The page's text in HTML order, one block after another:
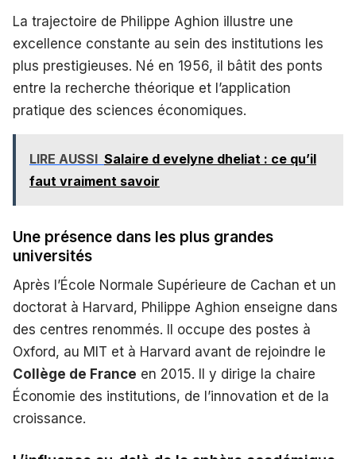
La trajectoire de Philippe Aghion illustre une
excellence constante au sein des institutions les
plus prestigieuses. Né en 1956, il bâtit des ponts
entre la recherche théorique et l’application
pratique des sciences économiques.
LIRE AUSSI Salaire d evelyne dheliat : ce qu’il
faut vraiment savoir
Une présence dans les plus grandes
universités
Après l’École Normale Supérieure de Cachan et un
doctorat à Harvard, Philippe Aghion enseigne dans
des centres renommés. Il occupe des postes à
Oxford, au MIT et à Harvard avant de rejoindre le
Collège de France en 2015. Il y dirige la chaire
Économie des institutions, de l’innovation et de la
croissance.